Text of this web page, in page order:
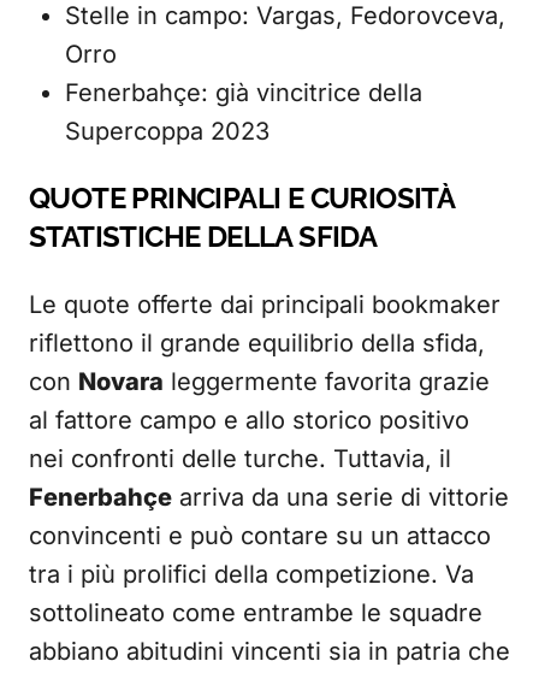
Stelle in campo: Vargas, Fedorovceva,
Orro
Fenerbahçe: già vincitrice della
Supercoppa 2023
QUOTE PRINCIPALI E CURIOSITÀ
STATISTICHE DELLA SFIDA
Le quote offerte dai principali bookmaker
riflettono il grande equilibrio della sfida,
con Novara leggermente favorita grazie
al fattore campo e allo storico positivo
nei confronti delle turche. Tuttavia, il
Fenerbahçe arriva da una serie di vittorie
convincenti e può contare su un attacco
tra i più prolifici della competizione. Va
sottolineato come entrambe le squadre
abbiano abitudini vincenti sia in patria che